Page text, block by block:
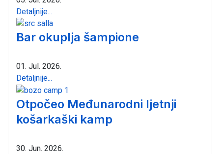
Detaljnije...
Bar okuplja šampione
01. Jul. 2026.
Detaljnije...
Otpočeo Međunarodni ljetnji
košarkaški kamp
30. Jun. 2026.